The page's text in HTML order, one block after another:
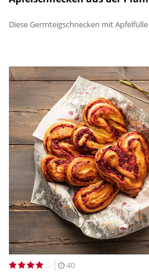
Diese Germteigschnecken mit
40